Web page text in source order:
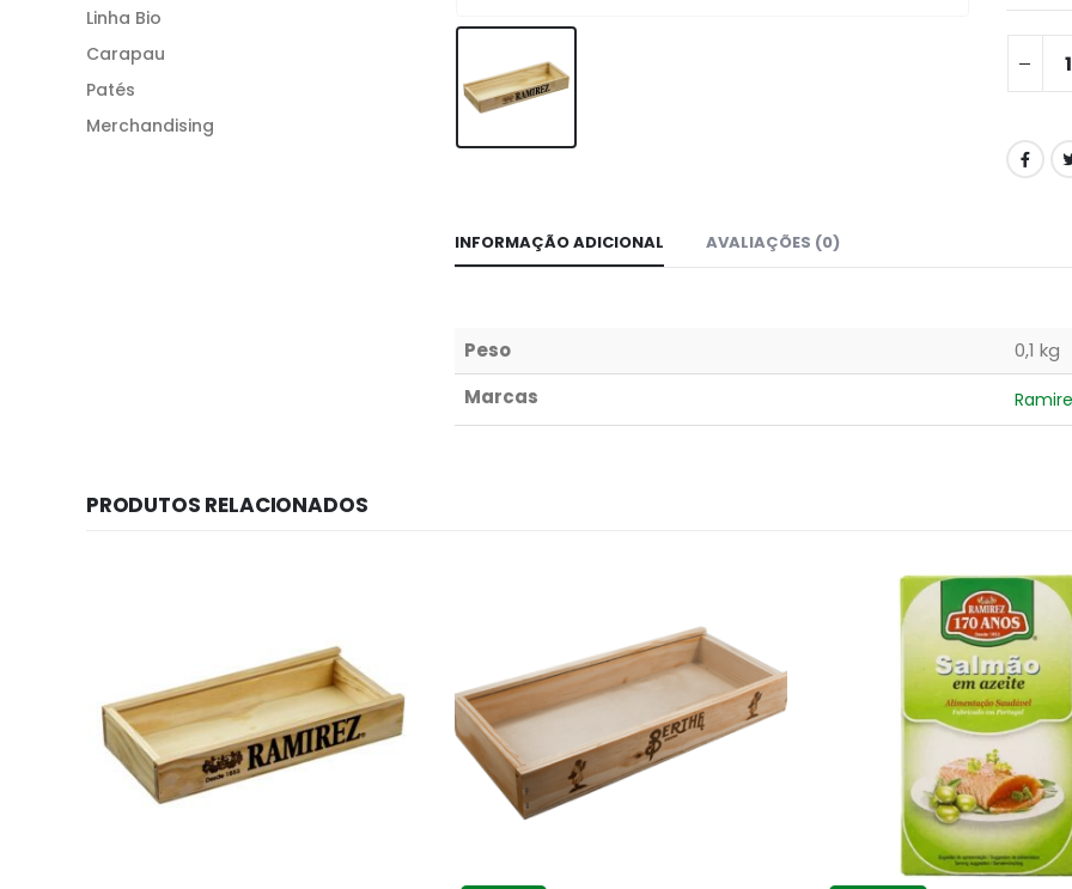
INFORMAÇÃO ADICIONAL AVALIAÇÕES (0)
Peso
0,1 kg
Marcas
Linha Bio
Carapau
Patés
Merchandising
PRODUTOS RELACIONADOS